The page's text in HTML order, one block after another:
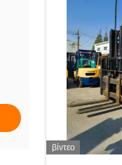
βίντεο